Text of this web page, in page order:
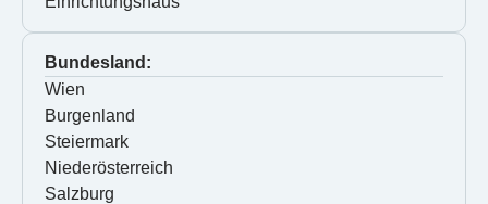
Bundesland:
Wien
Burgenland
Steiermark
Niederösterreich
Salzburg